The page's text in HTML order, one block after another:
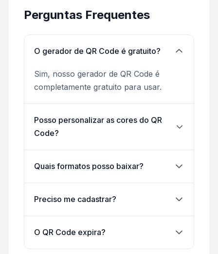
Perguntas Frequentes
O gerador de QR Code é gratuito?
Sim, nosso gerador de QR Code é
completamente gratuito para usar.
Posso personalizar as cores do QR
Code?
Quais formatos posso baixar?
Preciso me cadastrar?
O QR Code expira?